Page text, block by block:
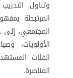
وتناول
المرتبطة
المجتمعي، إلى
الأولويات،
الفئات
المناصرة.